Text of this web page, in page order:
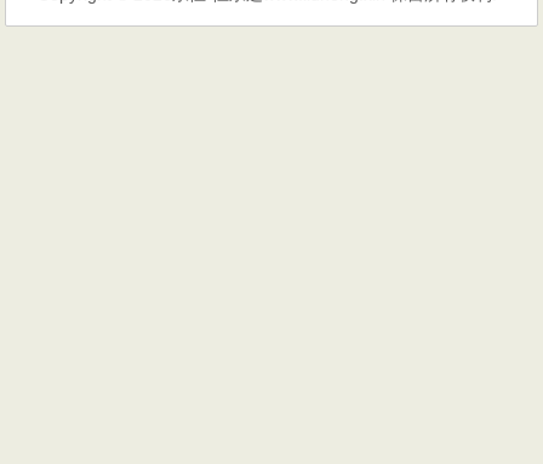
如何使用socket 一、socket协议的简介